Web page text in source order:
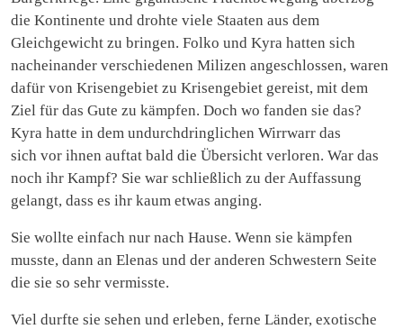
die Kontinente und drohte viele Staaten aus dem
Gleichgewicht zu bringen. Folko und Kyra hatten sich
nacheinander verschiedenen Milizen angeschlossen, waren
dafür von Krisengebiet zu Krisengebiet gereist, mit dem
Ziel für das Gute zu kämpfen. Doch wo fanden sie das?
Kyra hatte in dem undurchdringlichen Wirrwarr das
sich vor ihnen auftat bald die Übersicht verloren. War das
noch ihr Kampf? Sie war schließlich zu der Auffassung
gelangt, dass es ihr kaum etwas anging.
Sie wollte einfach nur nach Hause. Wenn sie kämpfen
musste, dann an Elenas und der anderen Schwestern Seite
die sie so sehr vermisste.
Viel durfte sie sehen und erleben, ferne Länder, exotische